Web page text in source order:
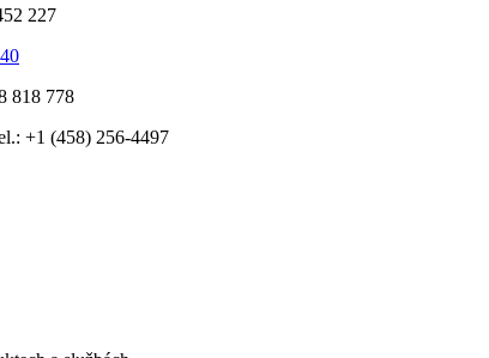
227
818 778
+1 (458) 256-4497